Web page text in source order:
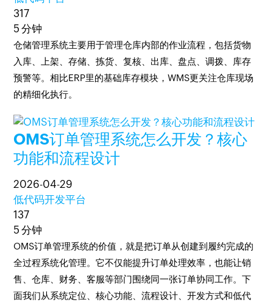
317
5 分钟
仓储管理系统主要用于管理仓库内部的作业流程，包括货物
入库、上架、存储、拣货、复核、出库、盘点、调拨、库存
预警等。相比ERP里的基础库存模块，WMS更关注仓库现场
的精细化执行。
OMS订单管理系统怎么开发？核心
功能和流程设计
2026-04-29
低代码开发平台
137
5 分钟
OMS订单管理系统的价值，就是把订单从创建到履约完成的
全过程系统化管理。它不仅能提升订单处理效率，也能让销
售、仓库、财务、客服等部门围绕同一张订单协同工作。下
面我们从系统定位、核心功能、流程设计、开发方式和低代